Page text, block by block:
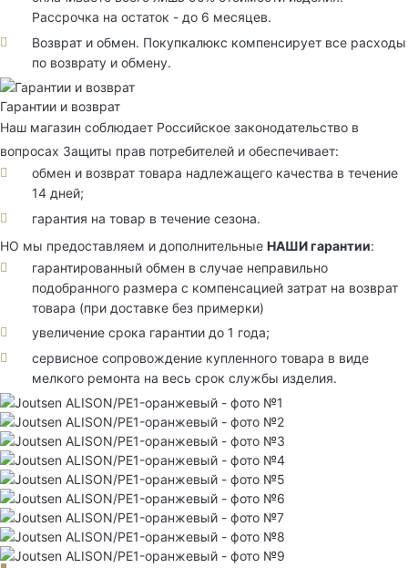
Рассрочка на остаток - до 6 месяцев.
Возврат и обмен. Покупкалюкс компенсирует все расходы
по возврату и обмену.
Гарантии и возврат
Наш магазин соблюдает Российское законодательство в
вопросах Защиты прав потребителей и обеспечивает:
обмен и возврат товара надлежащего качества в течение
14 дней;
гарантия на товар в течение сезона.
НО мы предоставляем и дополнительные НАШИ гарантии:
гарантированный обмен в случае неправильно
подобранного размера с компенсацией затрат на возврат
товара (при доставке без примерки)
увеличение срока гарантии до 1 года;
сервисное сопровождение купленного товара в виде
мелкого ремонта на весь срок службы изделия.